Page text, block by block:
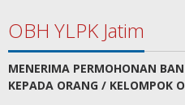
OBH YLPK Jatim
MENERIMA PERMOHONAN
KEPADA ORANG / KELOMPOK